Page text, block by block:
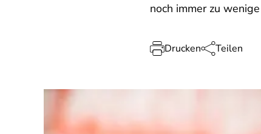
noch immer zu
Drucken Teilen